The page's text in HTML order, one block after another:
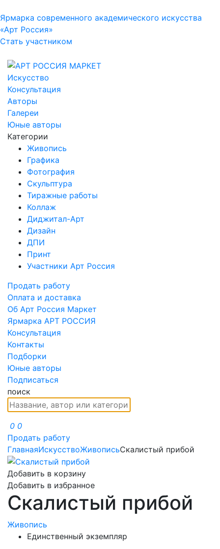
Ярмарка современного академического искусства
«Арт Россия»
Стать участником
Искусство
Консультация
Авторы
Галереи
Юные авторы
Категории
Живопись
Графика
Фотография
Скульптура
Тиражные работы
Коллаж
Диджитал-Арт
Дизайн
ДПИ
Принт
Участники Арт Россия
Продать работу
Оплата и доставка
Об Арт Россия Маркет
Ярмарка АРТ РОССИЯ
Консультация
Контакты
Подборки
Юные авторы
Подписаться
поиск
0 0
Продать работу
ГлавнаяИскусствоЖивописьСкалистый прибой
Добавить в корзину
Добавить в избранное
Скалистый прибой
Живопись
Единственный экземпляр